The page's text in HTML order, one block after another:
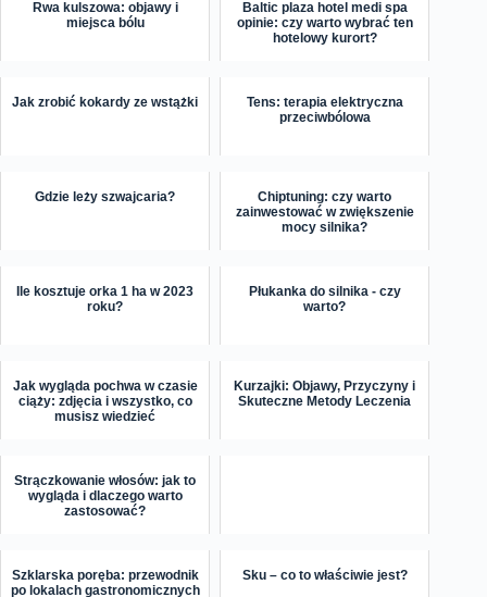
Rwa kulszowa: objawy i
miejsca bólu
Baltic plaza hotel medi spa
opinie: czy warto wybrać ten
hotelowy kurort?
Jak zrobić kokardy ze wstążki
Tens: terapia elektryczna
przeciwbólowa
Gdzie leży szwajcaria?
Chiptuning: czy warto
zainwestować w zwiększenie
mocy silnika?
Ile kosztuje orka 1 ha w 2023
roku?
Płukanka do silnika - czy
warto?
Jak wygląda pochwa w czasie
ciąży: zdjęcia i wszystko, co
musisz wiedzieć
Kurzajki: Objawy, Przyczyny i
Skuteczne Metody Leczenia
Strączkowanie włosów: jak to
wygląda i dlaczego warto
zastosować?
Szklarska poręba: przewodnik
po lokalach gastronomicznych
Sku – co to właściwie jest?